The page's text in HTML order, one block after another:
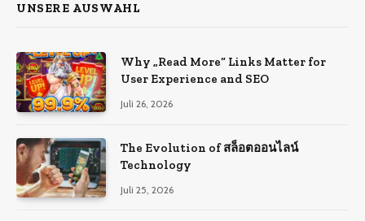
UNSERE AUSWAHL
Why „Read More“ Links Matter for
User Experience and SEO
Juli 26, 2026
The Evolution of สล็อตออนไลน์
Technology
Juli 25, 2026